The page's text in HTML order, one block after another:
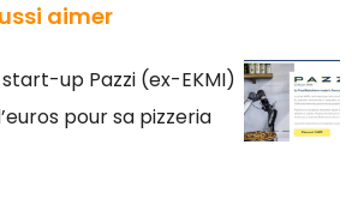
aimer
start-up Pazzi (ex-EKMI)
pour sa pizzeria